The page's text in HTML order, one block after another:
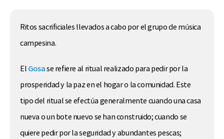
Ritos sacrificiales llevados a cabo por el grupo de música
campesina.
El Gosase refiere al ritual realizado para pedir por la
prosperidad y la paz en el hogar o la comunidad. Este
tipo del ritual se efectúa generalmente cuando una casa
nueva o un bote nuevo se han construido; cuando se
quiere pedir por la seguridad y abundantes pescas;